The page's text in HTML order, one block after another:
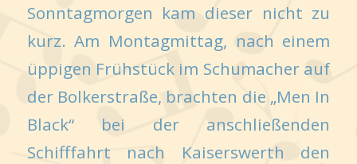
Sonntagmorgen kam dieser nicht zu
kurz. Am Montagmittag, nach einem
üppigen Frühstück im Schumacher auf
der Bolkerstraße, brachten die „Men In
Black“ bei der anschließenden
Schifffahrt nach Kaiserswerth den